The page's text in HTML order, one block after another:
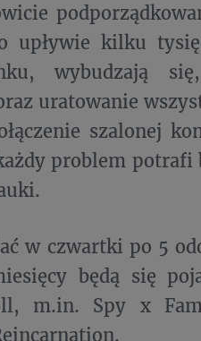
upływie kilku
wybudzają
uratowanie
szalonej
problem potrafi
w czwartki po 5
będą się
m.in. Spy x